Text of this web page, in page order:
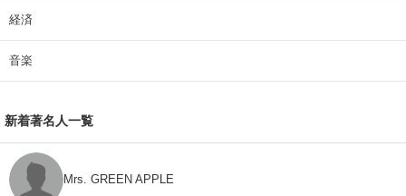
経済
音楽
新着著名人一覧
Mrs. GREEN APPLE